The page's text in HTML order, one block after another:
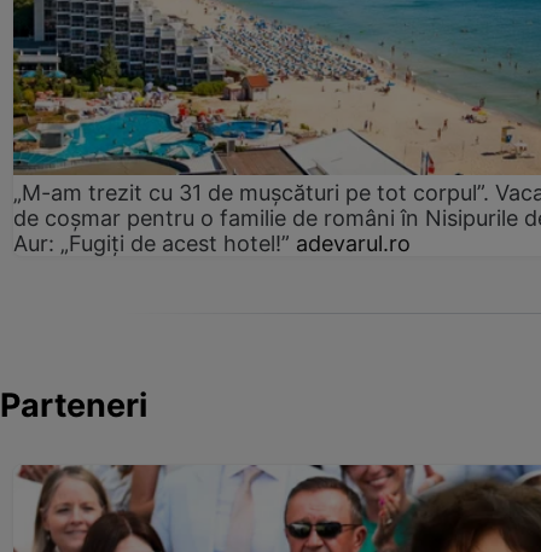
„M-am trezit cu 31 de mușcături pe tot corpul”.
de coșmar pentru o familie de români în Nisipurile
Aur: „Fugiți de acest hotel!” adevarul.ro
Parteneri